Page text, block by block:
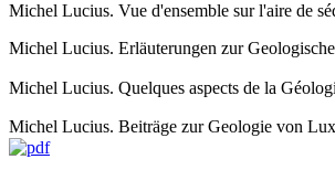
Michel Lucius. Vue d'ensemble sur l'aire de
Michel Lucius. Erläuterungen zur
Michel Lucius. Quelques aspects de la
Michel Lucius. Beiträge zur Geologie von